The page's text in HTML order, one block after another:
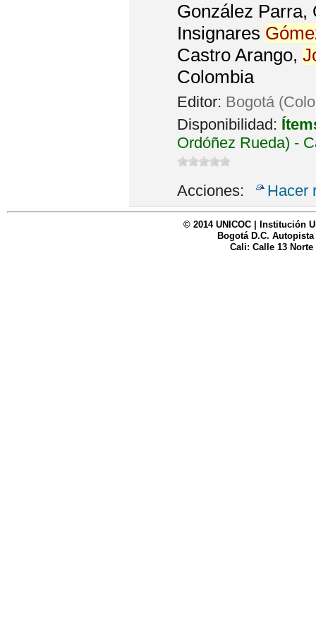
González Parra,
Insignares
Castro Arango,
Colombia
Editor: Bogotá
Disponibilidad:
Ordóñez Rueda) -
Acciones: Hacer
© 2014 UNICOC | Institución
Bogotá D.C. Autopista
Cali: Calle 13 Norte